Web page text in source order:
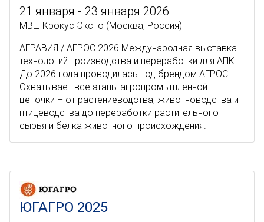
21 января - 23 января 2026
МВЦ Крокус Экспо (Москва, Россия)
АГРАВИЯ / АГРОС 2026 Международная выставка
технологий производства и переработки для АПК.
До 2026 года проводилась под брендом АГРОС.
Охватывает все этапы агропромышленной
цепочки – от растениеводства, животноводства и
птицеводства до переработки растительного
сырья и белка животного происхождения.
ЮГАГРО 2025